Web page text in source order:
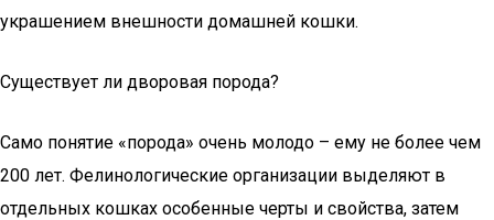
украшением внешности домашней кошки.
Существует ли дворовая порода?
Само понятие «порода» очень молодо – ему не более чем
200 лет. Фелинологические организации выделяют в
отдельных кошках особенные черты и свойства, затем